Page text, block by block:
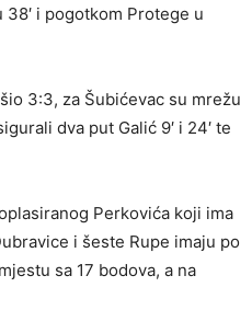
i pogotkom Protege u
3:3, za Šubićevac su mrežu
dva put Galić 9′ i 24′ te
Perkovića koji ima
i šeste Rupe imaju po
sa 17 bodova, a na